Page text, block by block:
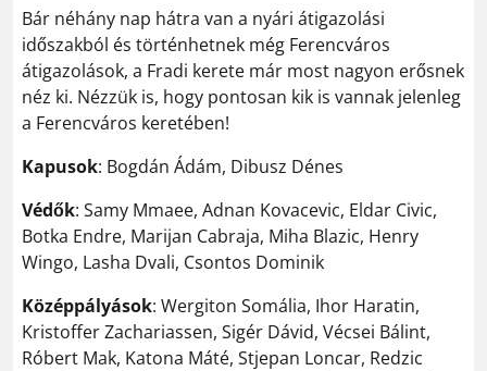
Bár néhány nap hátra van a nyári átigazolási
időszakból és történhetnek még Ferencváros
átigazolások, a Fradi kerete már most nagyon erősnek
néz ki. Nézzük is, hogy pontosan kik is vannak jelenleg
a Ferencváros keretében!
Kapusok: Bogdán Ádám, Dibusz Dénes
Védők: Samy Mmaee, Adnan Kovacevic, Eldar Civic,
Botka Endre, Marijan Cabraja, Miha Blazic, Henry
Wingo, Lasha Dvali, Csontos Dominik
Középpályások: Wergiton Somália, Ihor Haratin,
Kristoffer Zachariassen, Sigér Dávid, Vécsei Bálint,
Róbert Mak, Katona Máté, Stjepan Loncar, Redzic